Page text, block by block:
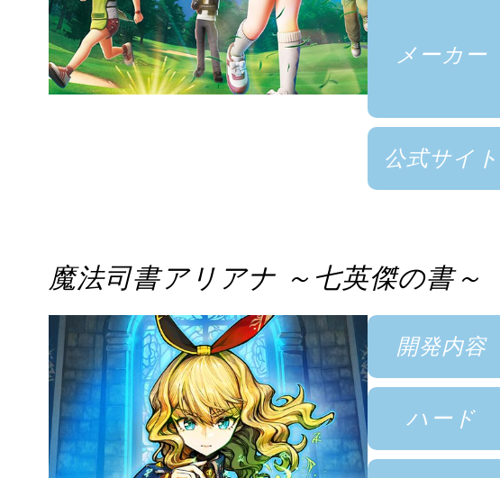
メーカー
公式サイト
魔法司書アリアナ ～七英傑の書～
開発内容
ハード